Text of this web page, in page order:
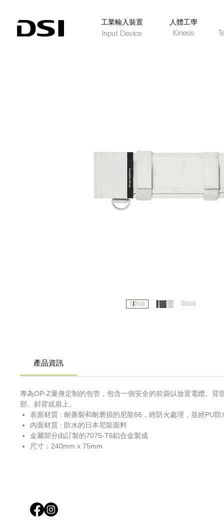
​工業輸入裝置
Input Device
人體工學
Kinesis
產品資訊
專為OP-Z量身定制的包管，包含一個安全的前袋以放置電纜。
部、斜背或肩上。
表面材質 : 耐撕裂和耐磨損的尼龍66，經防火處理，並經PU防
內面材質 : 防水的日本尼龍面料
金屬部分由訂製的7075-T6鋁合金製成
尺寸：240mm x 75mm